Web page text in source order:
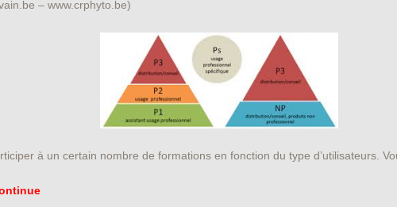
– www.crphyto.be)
à un certain nombre de formations en fonction du type d’utilisateurs.